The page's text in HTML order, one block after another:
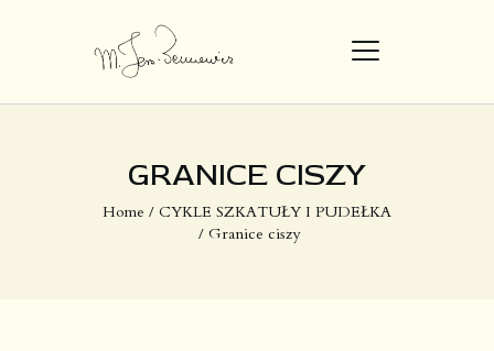
GRANICE CISZY
Home
CYKLE SZKATUŁY I PUDEŁKA
Granice ciszy
STRONA GŁÓWNA
DZIEŁA